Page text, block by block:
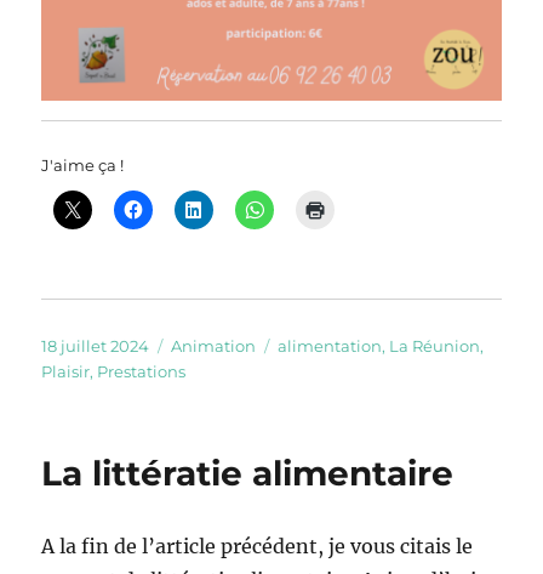
J'aime ça !
Publié
le
18 juillet 2024 Catégories
Animation Étiquettes
alimentation, La Réunion,
Plaisir, Prestations
La littératie alimentaire
A la fin de l’article précédent, je vous citais le